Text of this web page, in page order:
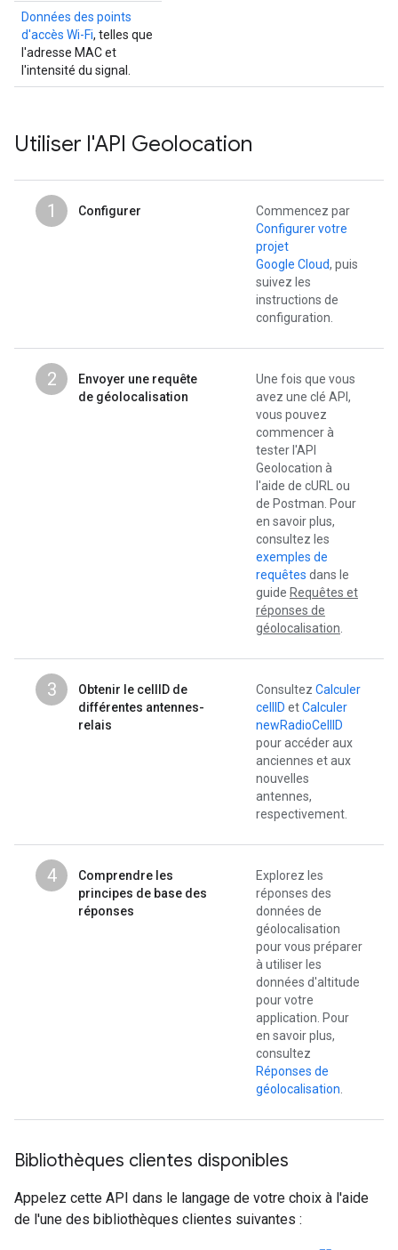
Données des points
d'accès Wi-Fi, telles que
l'adresse MAC et
l'intensité du signal.
Utiliser l'API Geolocation
1 Configurer
Commencez par
Configurer votre
projet
Google Cloud, puis
suivez les
instructions de
configuration.
2
Envoyer une requête
de géolocalisation
Une fois que vous
avez une clé API,
vous pouvez
commencer à
tester l'API
Geolocation à
l'aide de cURL ou
de Postman. Pour
en savoir plus,
consultez les
exemples de
requêtes dans le
guide Requêtes et
réponses de
géolocalisation.
3
Obtenir le cellID de
différentes antennes-
relais
Consultez Calculer
cellID etCalculer
newRadioCellID
pour accéder aux
anciennes et aux
nouvelles
antennes,
respectivement.
4
Comprendre les
principes de base des
réponses
Explorez les
réponses des
données de
géolocalisation
pour vous préparer
à utiliser les
données d'altitude
pour votre
application. Pour
en savoir plus,
consultez
Réponses de
géolocalisation.
Bibliothèques clientes disponibles
Appelez cette API dans le langage de votre choix à l'aide
de l'une des bibliothèques clientes suivantes :